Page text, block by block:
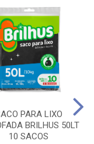
PARA LIXO
BRILHUS 50LT
10 SACOS